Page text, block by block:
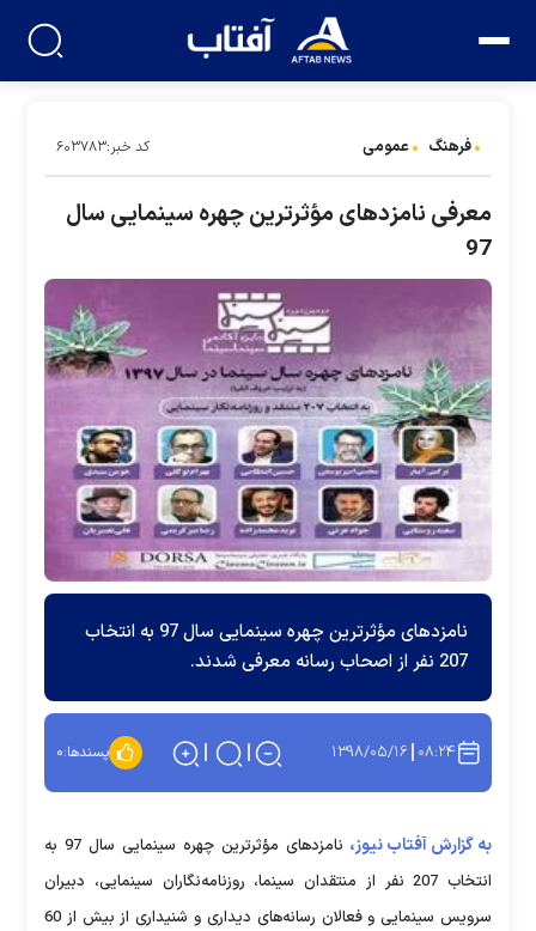
فرهنگ عمومی کد خبر:۶۰۳۷۸۳
معرفی نامزدهای مؤثرترین چهره سینمایی سال
97
نامزدهای مؤثرترین چهره سینمایی سال 97 به انتخاب
207 نفر از اصحاب رسانه معرفی شدند.
۰۸:۲۴ ۱۳۹۸/۰۵/۱۶ پسندها:۰
به گزارش آفتاب نیوز،
نامزدهای مؤثرترین چهره سینمایی سال 97 به
انتخاب 207 نفر از منتقدان سینما، روزنامه‌نگاران سینمایی، دبیران
سرویس سینمایی و فعالان رسانه‌های دیداری و شنیداری از بیش از 60